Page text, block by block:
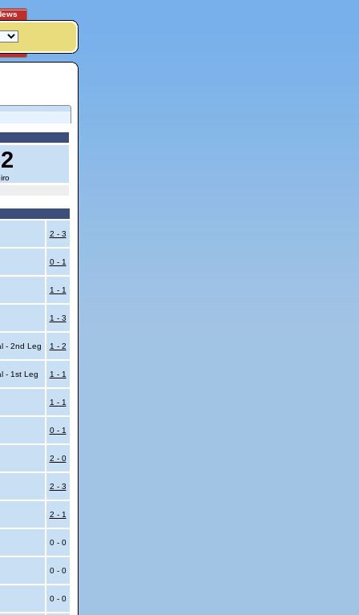
2 - 3
0 - 1
1 - 1
1 - 3
- 2nd Leg 1 - 2
- 1st Leg 1 - 1
1 - 1
0 - 1
2 - 0
2 - 3
2 - 1
0 - 0
0 - 0
0 - 0